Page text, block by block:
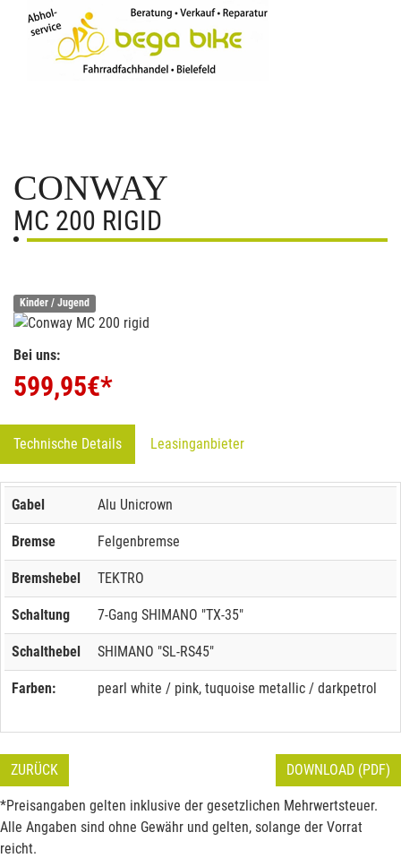
CONWAY
MC 200 RIGID
Kinder / Jugend
Bei uns:
599,95€*
Technische Details Leasinganbieter
Gabel Alu Unicrown
Bremse Felgenbremse
Bremshebel TEKTRO
Schaltung 7-Gang SHIMANO "TX-35"
Schalthebel SHIMANO "SL-RS45"
Farben: pearl white / pink, tuquoise metallic / darkpetrol
ZURÜCK DOWNLOAD (PDF)
*Preisangaben gelten inklusive der gesetzlichen Mehrwertsteuer.
Alle Angaben sind ohne Gewähr und gelten, solange der Vorrat
reicht.